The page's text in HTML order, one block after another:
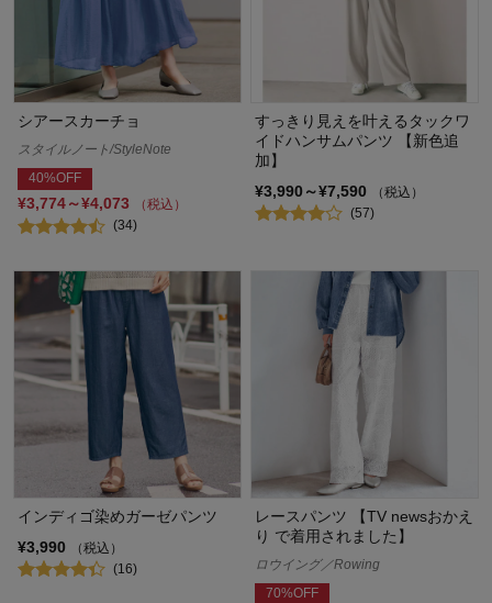
シアースカーチョ
スタイルノート/StyleNote
40%OFF
¥3,774～¥4,073
（税込）
(34)
すっきり見えを叶えるタックワ
イドハンサムパンツ 【新色追
加】
¥3,990～¥7,590
（税込）
(57)
インディゴ染めガーゼパンツ
¥3,990
（税込）
(16)
レースパンツ 【TV newsおかえ
り で着用されました】
ロウイング／Rowing
70%OFF